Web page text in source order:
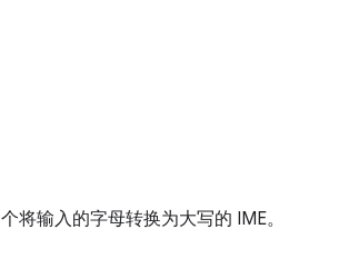
将输入的字母转换为大写的 IME。